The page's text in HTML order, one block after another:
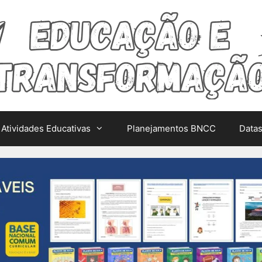
Atividades Educativas Planejamentos BNCC